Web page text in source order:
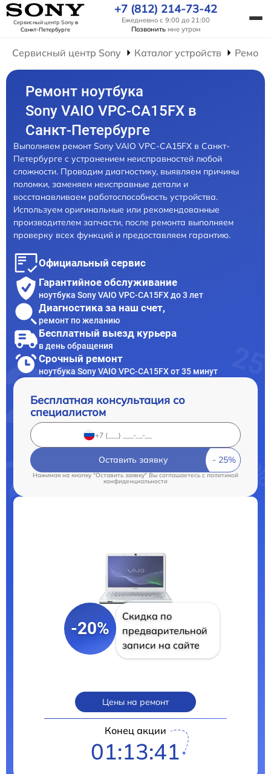
Сервисный центр Sonyв
Санкт-Петербурге
+7 (812) 214-73-42
Ежедневно с 9:00 до 21:00
Позвонить мне утром
Сервисный центр Sony Каталог устройств
Ремонт ноутбука
Sony VAIO VPC-CA15FX в
Санкт-Петербурге
Выполняем ремонт Sony VAIO VPC-CA15FX в Санкт-
Петербурге с устранением неисправностей любой
сложности. Проводим диагностику, выявляем причины
поломки, заменяем неисправные детали и
восстанавливаем работоспособность устройства.
Используем оригинальные или рекомендованные
производителем запчасти, после ремонта выполняем
проверку всех функций и предоставляем гарантию.
Официальный сервис
Гарантийное обслуживание
ноутбука Sony VAIO VPC-CA15FX до 3 лет
Диагностика за наш счет,
ремонт по желанию
Бесплатный выезд курьера
в день обращения
Срочный ремонт
ноутбука Sony VAIO VPC-CA15FX от 35 минут
Бесплатная консультация со
специалистом
Оставить заявку
Нажимая на кнопку "Оставить заявку" Вы соглашаетесь cполитикой
конфиденциальности
-20%
Скидка по
предварительной
записи на сайте
Цены на ремонт
Конец акции
01:13:40